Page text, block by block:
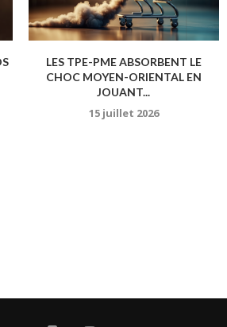
LES TPE-PME ABSORBENT LE
CHOC MOYEN-ORIENTAL EN
JOUANT...
15 juillet 2026